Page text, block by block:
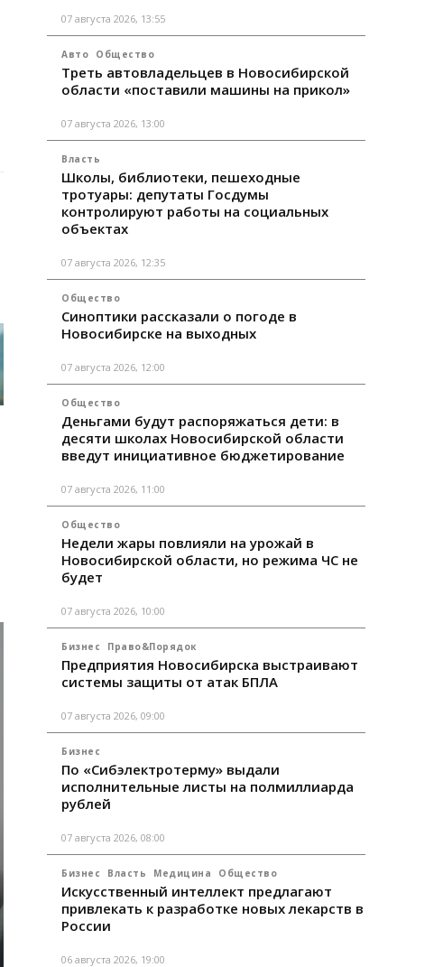
07 августа 2026, 13:55
Авто Общество
Треть автовладельцев в Новосибирской
области «поставили машины на прикол»
07 августа 2026, 13:00
Власть
Школы, библиотеки, пешеходные
тротуары: депутаты Госдумы
контролируют работы на социальных
объектах
07 августа 2026, 12:35
Общество
Синоптики рассказали о погоде в
Новосибирске на выходных
07 августа 2026, 12:00
Общество
Деньгами будут распоряжаться дети: в
десяти школах Новосибирской области
введут инициативное бюджетирование
07 августа 2026, 11:00
Общество
Недели жары повлияли на урожай в
Новосибирской области, но режима ЧС не
будет
07 августа 2026, 10:00
Бизнес Право&Порядок
Предприятия Новосибирска выстраивают
системы защиты от атак БПЛА
07 августа 2026, 09:00
Бизнес
По «Сибэлектротерму» выдали
исполнительные листы на полмиллиарда
рублей
07 августа 2026, 08:00
Бизнес Власть Медицина Общество
Искусственный интеллект предлагают
привлекать к разработке новых лекарств в
России
06 августа 2026, 19:00